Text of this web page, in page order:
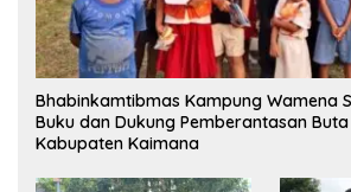
Bhabinkamtibmas Kampung Wamena
Buku dan Dukung Pemberantasan
Kabupaten Kaimana